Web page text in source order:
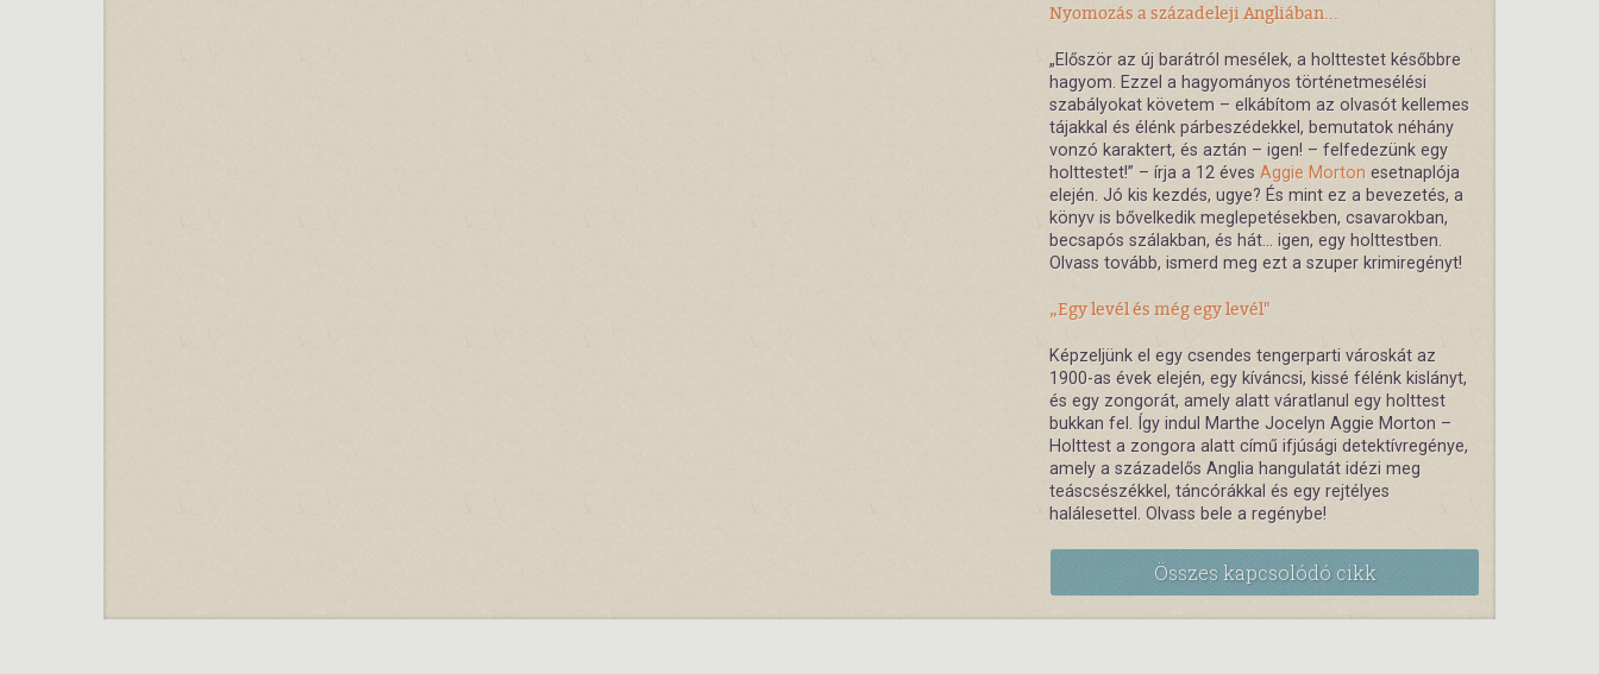
Nyomozás a századeleji Angliában...
„Először az új barátról mesélek, a holttestet későbbre
hagyom. Ezzel a hagyományos történetmesélési
szabályokat követem – elkábítom az olvasót kellemes
tájakkal és élénk párbeszédekkel, bemutatok néhány
vonzó karaktert, és aztán – igen! – felfedezünk egy
holttestet!” – írja a 12 éves Aggie Morton esetnaplója
elején. Jó kis kezdés, ugye? És mint ez a bevezetés, a
könyv is bővelkedik meglepetésekben, csavarokban,
becsapós szálakban, és hát... igen, egy holttestben.
Olvass tovább, ismerd meg ezt a szuper krimiregényt!
„Egy levél és még egy levél"
Képzeljünk el egy csendes tengerparti városkát az
1900-as évek elején, egy kíváncsi, kissé félénk kislányt,
és egy zongorát, amely alatt váratlanul egy holttest
bukkan fel. Így indul Marthe Jocelyn Aggie Morton –
Holttest a zongora alatt című ifjúsági detektívregénye,
amely a századelős Anglia hangulatát idézi meg
teáscsészékkel, táncórákkal és egy rejtélyes
halálesettel. Olvass bele a regénybe!
Összes kapcsolódó cikk